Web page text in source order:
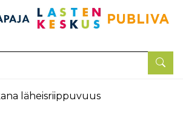
Hae
läheisriippuvuus